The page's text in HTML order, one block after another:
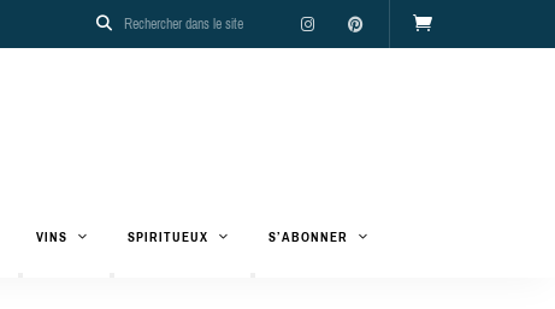
VINS SPIRITUEUX S’ABONNER